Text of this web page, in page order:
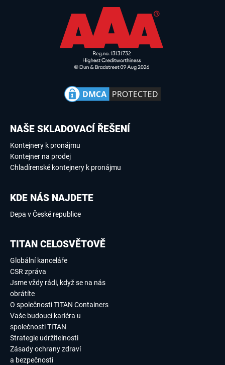
NAŠE SKLADOVACÍ ŘEŠENÍ
Kontejnery k pronájmu
Kontejner na prodej
Chladírenské kontejnery k pronájmu
KDE NÁS NAJDETE
Depa v České republice
TITAN CELOSVĚTOVĚ
Globální kanceláře
CSR zpráva
Jsme vždy rádi, když se na nás
obrátíte
O společnosti TITAN Containers
Vaše budoucí kariéra u
společnosti TITAN
Strategie udržitelnosti
Zásady ochrany zdraví
a bezpečnosti